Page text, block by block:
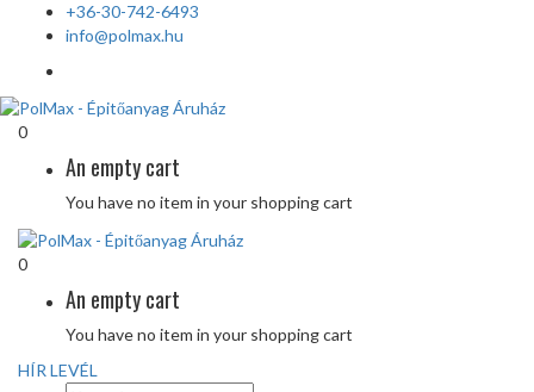
+36-30-742-6493
info@polmax.hu
0
An empty cart
You have no item in your shopping cart
0
An empty cart
You have no item in your shopping cart
HÍR LEVÉL